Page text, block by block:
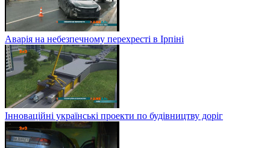
Аварія на небезпечному перехресті в Ірпіні
Інноваційні українські проекти по будівництву доріг